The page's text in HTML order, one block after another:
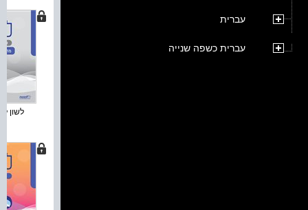
עברית
עברית כשפה שנייה
לשון